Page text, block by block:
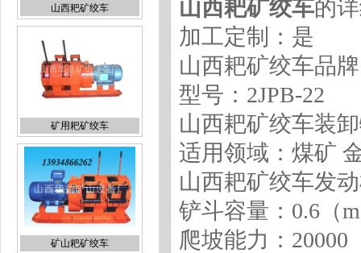
山西耙矿绞车
矿用耙矿绞车
矿山耙矿绞车
山西耙矿绞车的
加工定制：是
山西耙矿绞车品
型号：2JPB-22
山西耙矿绞车装
适用领域：煤矿
山西耙矿绞车发
铲斗容量：0.6（
爬坡能力：20000